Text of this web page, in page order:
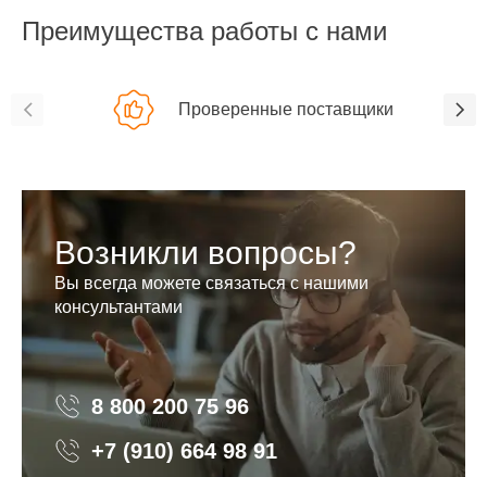
Преимущества работы с нами
Проверенные поставщики
Возникли вопросы?
Вы всегда можете связаться с нашими
консультантами
8 800 200 75 96 8 800 200 75 96
+7 (910) 664 98 91